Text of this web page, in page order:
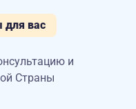
для вас
и
Страны